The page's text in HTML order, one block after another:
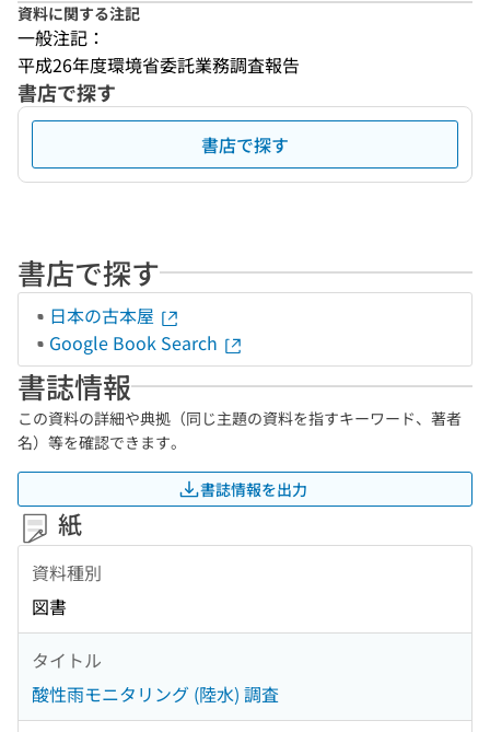
資料に関する注記
一般注記：
平成26年度環境省委託業務調査報告
書店で探す
書店で探す
書店で探す
日本の古本屋
Google Book Search
書誌情報
この資料の詳細や典拠（同じ主題の資料を指すキーワード、著者
名）等を確認できます。
書誌情報を出力
紙
資料種別
図書
タイトル
酸性雨モニタリング (陸水) 調査